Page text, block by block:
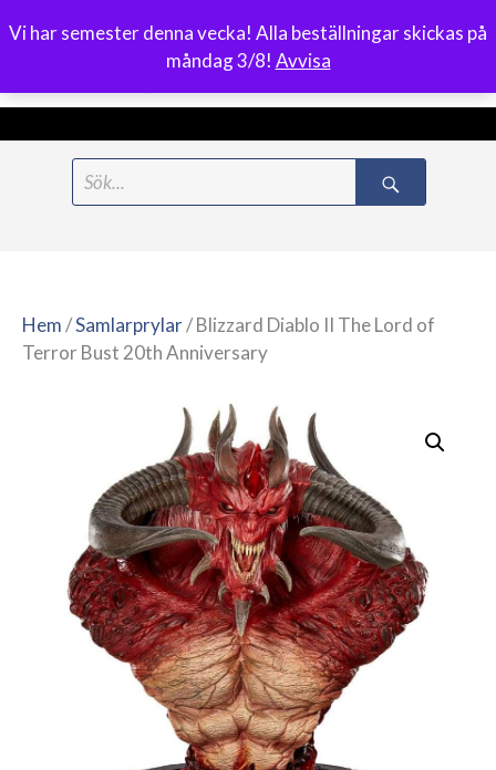
Vi har semester denna vecka! Alla beställningar skickas på
måndag 3/8! Avvisa
0
Meny
Hem/Samlarprylar/ Blizzard Diablo II The Lord of
Terror Bust 20th Anniversary